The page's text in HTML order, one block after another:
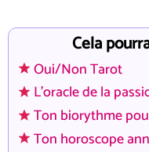
Cela
Oui/Non Tarot
L'oracle de la
Ton biorythme
Ton horoscope